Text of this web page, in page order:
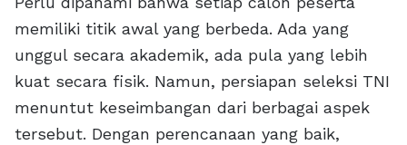
memiliki titik awal yang berbeda. Ada yang
unggul secara akademik, ada pula yang lebih
kuat secara fisik. Namun, persiapan seleksi TNI
menuntut keseimbangan dari berbagai aspek
tersebut. Dengan perencanaan yang baik,